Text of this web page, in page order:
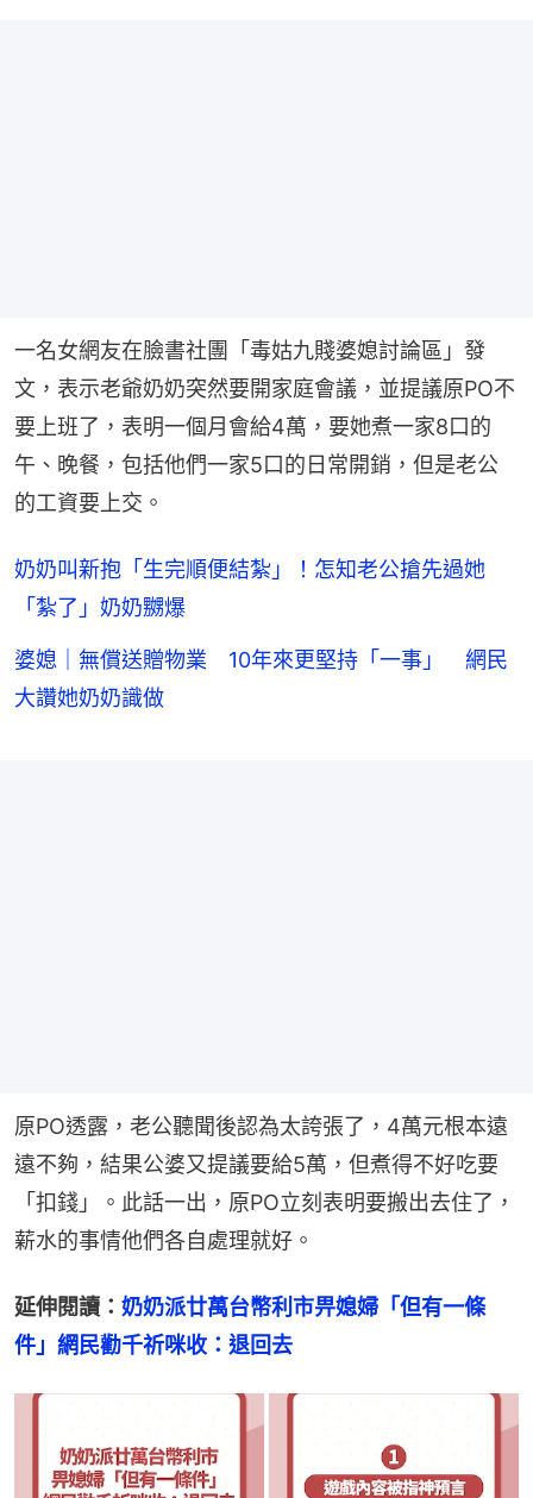
一名女網友在臉書社團「毒姑九賤婆媳討論區」發
文，表示老爺奶奶突然要開家庭會議，並提議原PO不
要上班了，表明一個月會給4萬，要她煮一家8口的
午、晚餐，包括他們一家5口的日常開銷，但是老公
的工資要上交。
奶奶叫新抱「生完順便結紮」！怎知老公搶先過她
「紮了」奶奶嬲爆
婆媳｜無償送贈物業 10年來更堅持「一事」 網民
大讚她奶奶識做
原PO透露，老公聽聞後認為太誇張了，4萬元根本遠
遠不夠，結果公婆又提議要給5萬，但煮得不好吃要
「扣錢」。此話一出，原PO立刻表明要搬出去住了，
薪水的事情他們各自處理就好。
延伸閱讀： 奶奶派廿萬台幣利市畀媳婦「但有一條
件」網民勸千祈咪收：退回去